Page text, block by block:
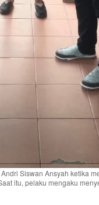
Siswan Ansyah ketika
itu, pelaku mengaku